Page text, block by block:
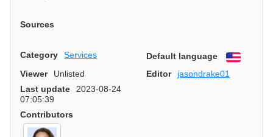
Sources
Category Services Default language
English
Viewer
Unlisted Editor
jasondrake01
Last update
2023-08-24
07:05:39
Contributors